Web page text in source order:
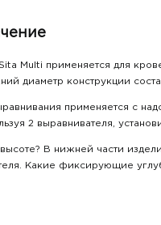
Multi применяется для
диаметр конструкции
применяется с
2 выравнивателя,
В нижней части
Какие фиксирующие